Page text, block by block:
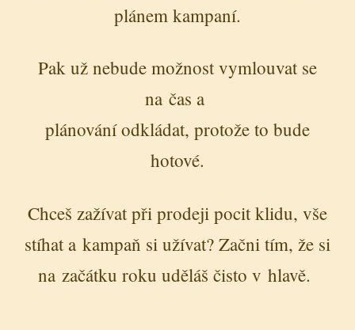
plánem kampaní.
Pak už nebude možnost vymlouvat se
na čas a
plánování odkládat, protože to bude
hotové.
Chceš zažívat při prodeji pocit klidu, vše
stíhat a kampaň si užívat? Začni tím, že si
na začátku roku uděláš čisto v hlavě.